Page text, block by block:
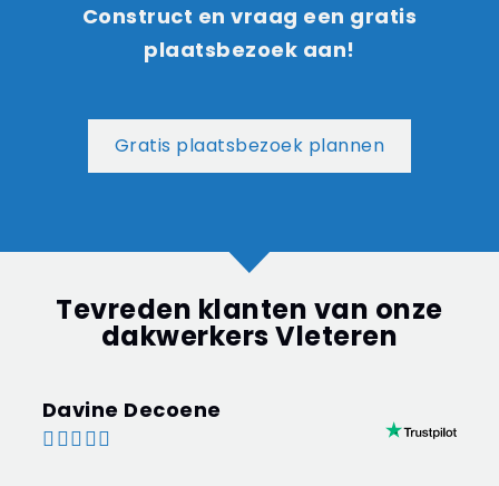
Construct en vraag een gratis
plaatsbezoek aan!
Gratis plaatsbezoek plannen
Tevreden klanten van onze
dakwerkers Vleteren
Davine Decoene
    